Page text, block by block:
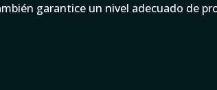
garantice un nivel adecuado de